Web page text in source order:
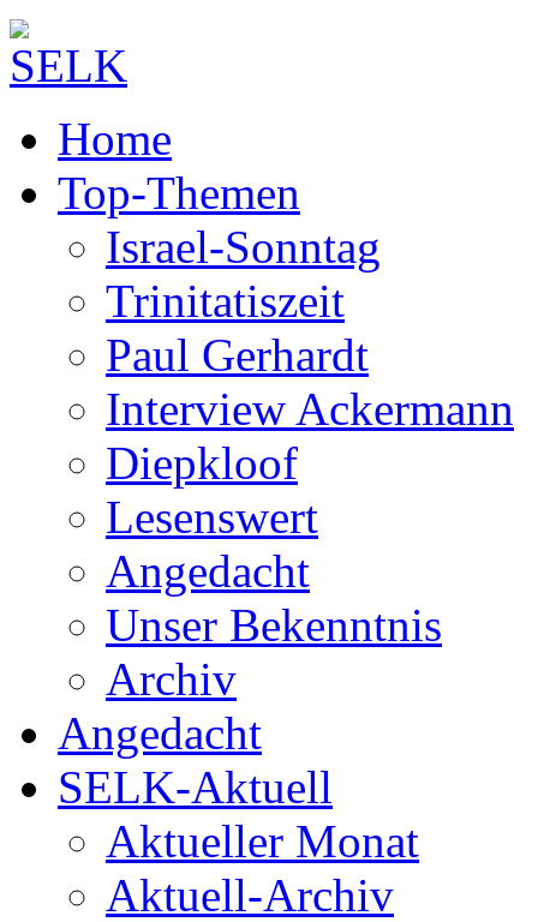
Home
Top-Themen
Israel-Sonntag
Trinitatiszeit
Paul Gerhardt
Interview Ackermann
Diepkloof
Lesenswert
Angedacht
Unser Bekenntnis
Archiv
Angedacht
SELK-Aktuell
Aktueller Monat
Aktuell-Archiv